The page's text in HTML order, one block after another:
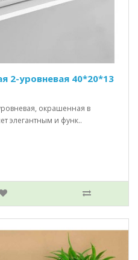
2-уровневая 40*20*13
окрашенная в
элегантным и функ..